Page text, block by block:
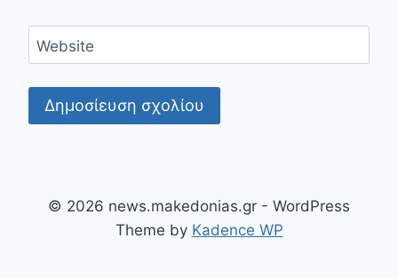
Website
© 2026 news.makedonias.gr - WordPress
Theme by Kadence WP